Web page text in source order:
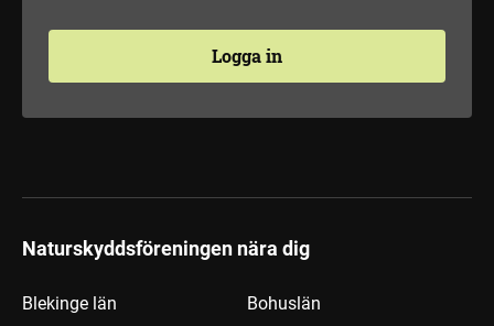
Logga in
Naturskyddsföreningen nära dig
Blekinge län Bohuslän